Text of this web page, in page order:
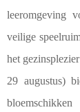
leeromgeving
veilige
het
29 augustus)